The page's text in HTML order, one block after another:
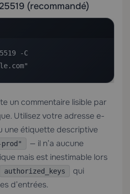
(recommandé)
-C
un commentaire lisible par
Utilisez votre adresse e-
une étiquette descriptive
— il n’a aucune
mais est inestimable lors
authorized_keys
qui
d’entrées.